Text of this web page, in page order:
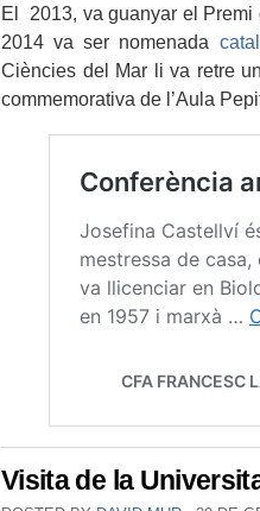
El 2013, va guanyar el
2014 va ser nomenada
Ciències del Mar li va retre
commemorativa de l’Aula
Visita de la